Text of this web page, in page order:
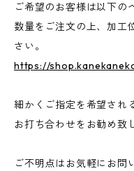
ご希望のお客様は以下の
数量をご注文の上、加工
さい。
https://
細かくご指定を希望され
お打ち合わせをお勧め致
ご不明点はお気軽にお問